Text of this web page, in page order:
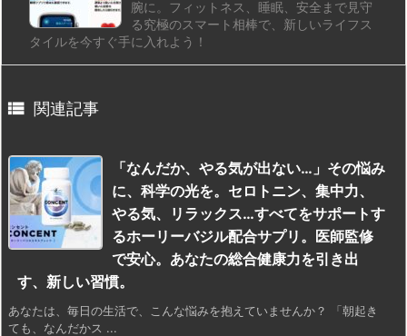
腕に。フィットネス、睡眠、安全まで見守
る究極のスマート相棒で、新しいライフス
タイルを今すぐ手に入れよう！
 関連記事
「なんだか、やる気が出ない…」その悩み
に、科学の光を。セロトニン、集中力、
やる気、リラックス…すべてをサポートす
るホーリーバジル配合サプリ。医師監修
で安心。あなたの総合健康力を引き出
す、新しい習慣。
あなたは、毎日の生活で、こんな悩みを抱えていませんか？ 「朝起き
ても、なんだかス ...